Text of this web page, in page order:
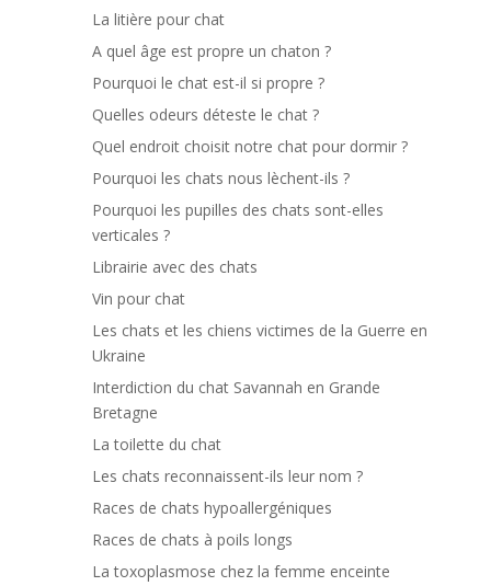
La litière pour chat
A quel âge est propre un chaton ?
Pourquoi le chat est-il si propre ?
Quelles odeurs déteste le chat ?
Quel endroit choisit notre chat pour dormir ?
Pourquoi les chats nous lèchent-ils ?
Pourquoi les pupilles des chats sont-elles
verticales ?
Librairie avec des chats
Vin pour chat
Les chats et les chiens victimes de la Guerre en
Ukraine
Interdiction du chat Savannah en Grande
Bretagne
La toilette du chat
Les chats reconnaissent-ils leur nom ?
Races de chats hypoallergéniques
Races de chats à poils longs
La toxoplasmose chez la femme enceinte